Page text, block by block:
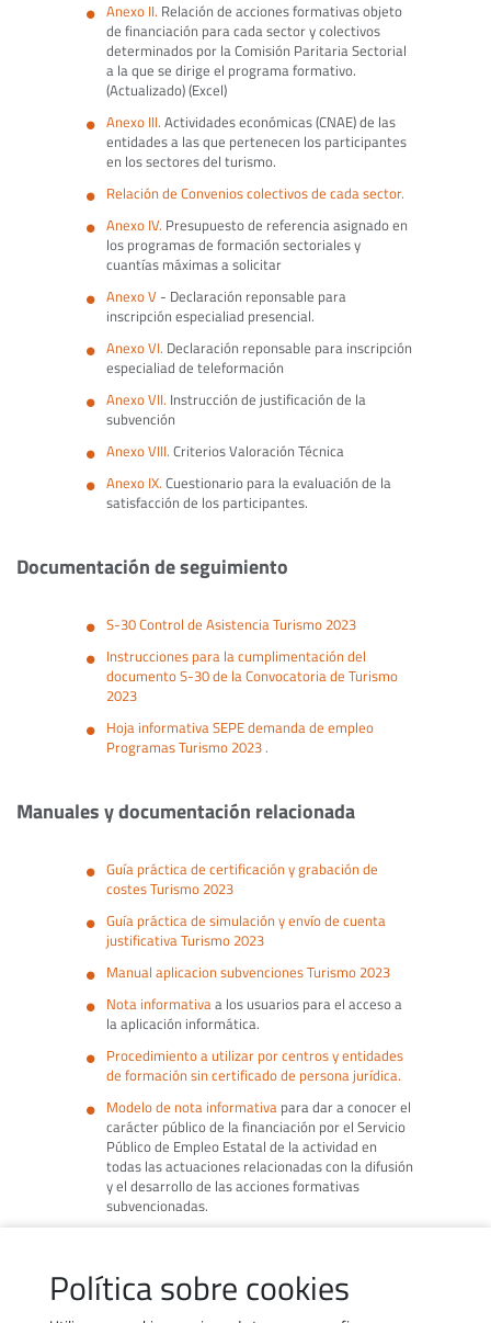
Política sobre cookies
Anexo II. Relación de acciones formativas objeto
de financiación para cada sector y colectivos
determinados por la Comisión Paritaria Sectorial
a la que se dirige el programa formativo.
(Actualizado) (Excel)
Anexo III. Actividades económicas (CNAE) de las
entidades a las que pertenecen los participantes
en los sectores del turismo.
Relación de Convenios colectivos de cada sector.
Anexo IV. Presupuesto de referencia asignado en
los programas de formación sectoriales y
cuantías máximas a solicitar
Anexo V- Declaración reponsable para
inscripción especialiad presencial.
Anexo VI. Declaración reponsable para inscripción
especialiad de teleformación
Anexo VII. Instrucción de justificación de la
subvención
Anexo VIII. Criterios Valoración Técnica
Anexo IX. Cuestionario para la evaluación de la
satisfacción de los participantes.
Documentación de seguimiento
S-30 Control de Asistencia Turismo 2023
Instrucciones para la cumplimentación del
documento S-30 de la Convocatoria de Turismo
2023
Hoja informativa SEPE demanda de empleo
Programas Turismo 2023 .
Manuales y documentación relacionada
Guía práctica de certificación y grabación de
costes Turismo 2023
Guía práctica de simulación y envío de cuenta
justificativa Turismo 2023
Manual aplicacion subvenciones Turismo 2023
Nota informativaa los usuarios para el acceso a
la aplicación informática.
Procedimiento a utilizar por centros y entidades
de formación sin certificado de persona jurídica.
Modelo de nota informativapara dar a conocer el
carácter público de la financiación por el Servicio
Público de Empleo Estatal de la actividad en
todas las actuaciones relacionadas con la difusión
y el desarrollo de las acciones formativas
subvencionadas.
Evaluación